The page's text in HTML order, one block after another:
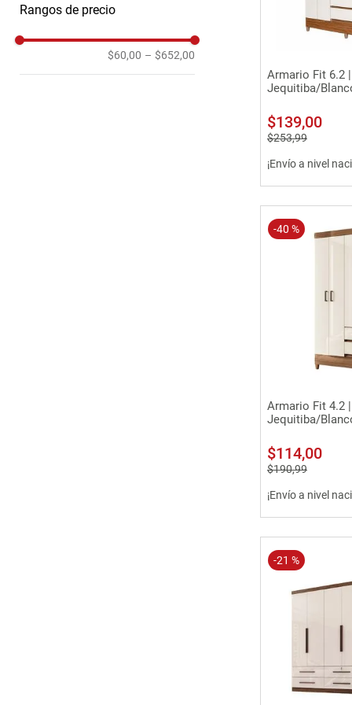
Armarios Pequeños
Armarios Grandes
Rangos de precio
$60,00 – $652,00
Vista
Armario Fit 6.2
Jequitiba/
$139,00
$253,99
¡Envío a nivel
-40 %
Vista
Armario Fit 4.2
Jequitiba/
$114,00
$190,99
¡Envío a nivel
-21 %